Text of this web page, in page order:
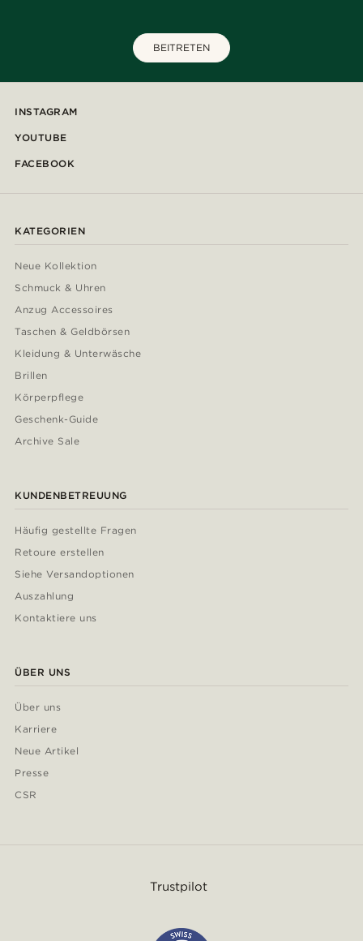
BEITRETEN
INSTAGRAM
YOUTUBE
FACEBOOK
KATEGORIEN
Neue Kollektion
Schmuck & Uhren
Anzug Accessoires
Taschen & Geldbörsen
Kleidung & Unterwäsche
Brillen
Körperpflege
Geschenk-Guide
Archive Sale
KUNDENBETREUUNG
Häufig gestellte Fragen
Retoure erstellen
Siehe Versandoptionen
Auszahlung
Kontaktiere uns
ÜBER UNS
Über uns
Karriere
Neue Artikel
Presse
CSR
Trustpilot